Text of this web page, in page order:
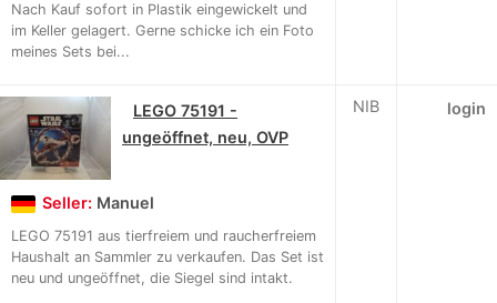
Nach Kauf sofort in Plastik eingewickelt und
im Keller gelagert. Gerne schicke ich ein Foto
meines Sets bei...
LEGO 75191 -
ungeöffnet, neu, OVP
Seller: Manuel
LEGO 75191 aus tierfreiem und raucherfreiem
Haushalt an Sammler zu verkaufen. Das Set ist
neu und ungeöffnet, die Siegel sind intakt.
NIB login